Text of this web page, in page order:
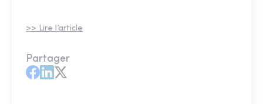
>> Lire l’article
Partager